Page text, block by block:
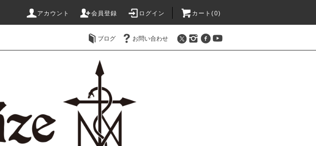
アカウント 会員登録 ログイン カート(0)
ブログ お問い合わせ